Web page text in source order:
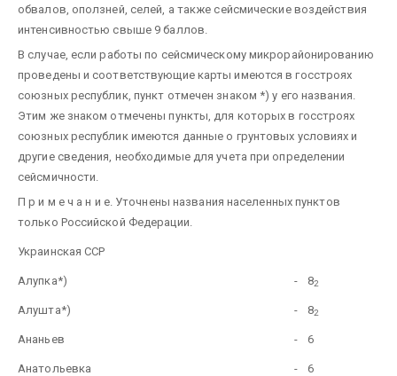
обвалов, оползней, селей, а также сейсмические воздействия
интенсивностью свыше 9 баллов.
В случае, если работы по сейсмическому микрорайонированию
проведены и соответствующие карты имеются в госстроях
союзных республик, пункт отмечен знаком *) у его названия.
Этим же знаком отмечены пункты, для которых в госстроях
союзных республик имеются данные о грунтовых условиях и
другие сведения, необходимые для учета при определении
сейсмичности.
П р и м е ч а н и е. Уточнены названия населенных пунктов
только Российской Федерации.
Украинская ССР
Алупка*) - 82
Алушта*) - 82
Ананьев - 6
Анатольевка - 6